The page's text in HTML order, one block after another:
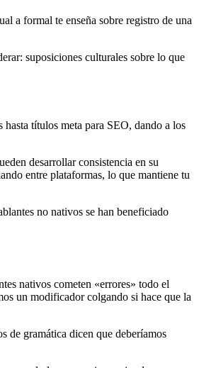
a formal te enseña sobre registro de una
suposiciones culturales sobre lo que
hasta títulos meta para SEO, dando a los
desarrollar consistencia en su
entre plataformas, lo que mantiene tu
no nativos se han beneficiado
nativos cometen «errores» todo el
un modificador colgando si hace que la
de gramática dicen que deberíamos